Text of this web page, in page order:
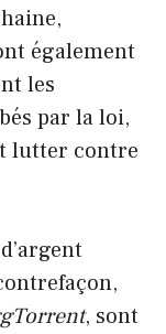
également
les
par la loi,
lutter contre
, sont